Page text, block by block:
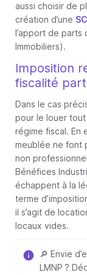
aussi choisir de
création d’une
l’apport de parts
Immobiliers).
Imposition
fiscalité
Dans le cas
pour le louer
régime fiscal. En
meublée ne font
non
Bénéfices
échappent à la
terme
il s’agit de
locaux vides.
🔎 Envie
LMNP ?